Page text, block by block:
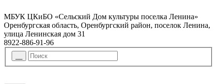
МБУК ЦКиБО «Сельский Дом культуры поселка Ленина»
Оренбургская область, Оренбургский район, поселок Ленина,
улица Ленинская дом 31
8922-886-91-96